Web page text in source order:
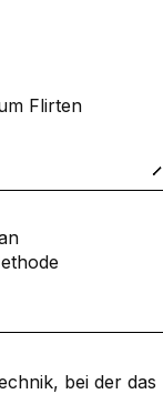
bei der das